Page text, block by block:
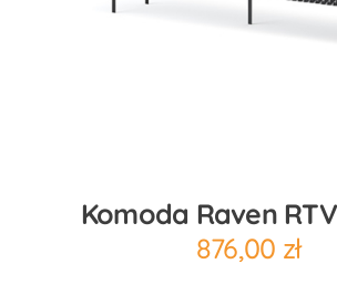
Komoda Raven
876,00 zł